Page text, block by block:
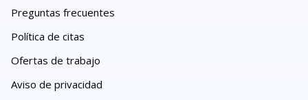
Preguntas frecuentes
Política de citas
Ofertas de trabajo
Aviso de privacidad